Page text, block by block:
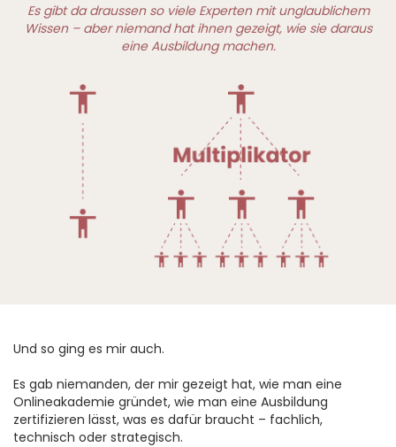
Es gibt da draussen so viele Experten mit unglaublichem
Wissen – aber niemand hat ihnen gezeigt, wie sie daraus
eine Ausbildung machen.
Und so ging es mir auch.
Es gab niemanden, der mir gezeigt hat, wie man eine
Onlineakademie gründet, wie man eine Ausbildung
zertifizieren lässt, was es dafür braucht – fachlich,
technisch oder strategisch.